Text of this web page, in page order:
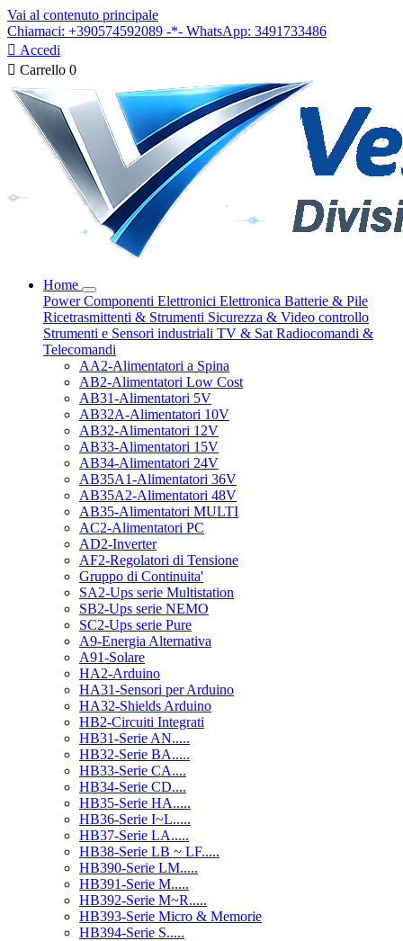
Vai al contenuto principale
Chiamaci: +390574592089 -*- WhatsApp: 3491733486
 Accedi
 Carrello 0
Home
PowerComponenti Elettronici Elettronica Batterie & Pile
Ricetrasmittenti & Strumenti Sicurezza & Video controllo
Strumenti e Sensori industriali TV & Sat Radiocomandi &
Telecomandi
AA2-Alimentatori a Spina
AB2-Alimentatori Low Cost
AB31-Alimentatori 5V
AB32A-Alimentatori 10V
AB32-Alimentatori 12V
AB33-Alimentatori 15V
AB34-Alimentatori 24V
AB35A1-Alimentatori 36V
AB35A2-Alimentatori 48V
AB35-Alimentatori MULTI
AC2-Alimentatori PC
AD2-Inverter
AF2-Regolatori di Tensione
Gruppo di Continuita'
SA2-Ups serie Multistation
SB2-Ups serie NEMO
SC2-Ups serie Pure
A9-Energia Alternativa
A91-Solare
HA2-Arduino
HA31-Sensori per Arduino
HA32-Shields Arduino
HB2-Circuiti Integrati
HB31-Serie AN.....
HB32-Serie BA.....
HB33-Serie CA....
HB34-Serie CD....
HB35-Serie HA.....
HB36-Serie I~L.....
HB37-Serie LA.....
HB38-Serie LB ~ LF.....
HB390-Serie LM.....
HB391-Serie M.....
HB392-Serie M~R.....
HB393-Serie Micro & Memorie
HB394-Serie S.....